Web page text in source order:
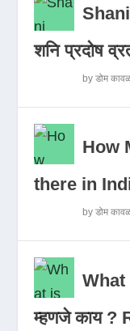
शनि प्रदोष
byडोम
How
there in
byडोम
What
म्हणजे काय ?